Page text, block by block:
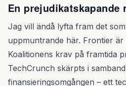
En prejudikatskapande
Jag vill ändå lyfta fram det
uppmuntrande här. Frontier är
Koalitionens krav på framtida
TechCrunch skärpts i
finansieringsomgången – ett